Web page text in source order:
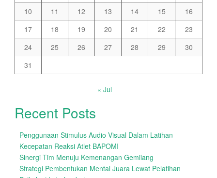
10
11 12 13 14 15
16
17
18 19 20 21 22
23
24
25 26 27 28 29
30
31
« Jul
Recent Posts
Penggunaan Stimulus Audio Visual Dalam Latihan
Kecepatan Reaksi Atlet BAPOMI
Sinergi Tim Menuju Kemenangan Gemilang
Strategi Pembentukan Mental Juara Lewat Pelatihan